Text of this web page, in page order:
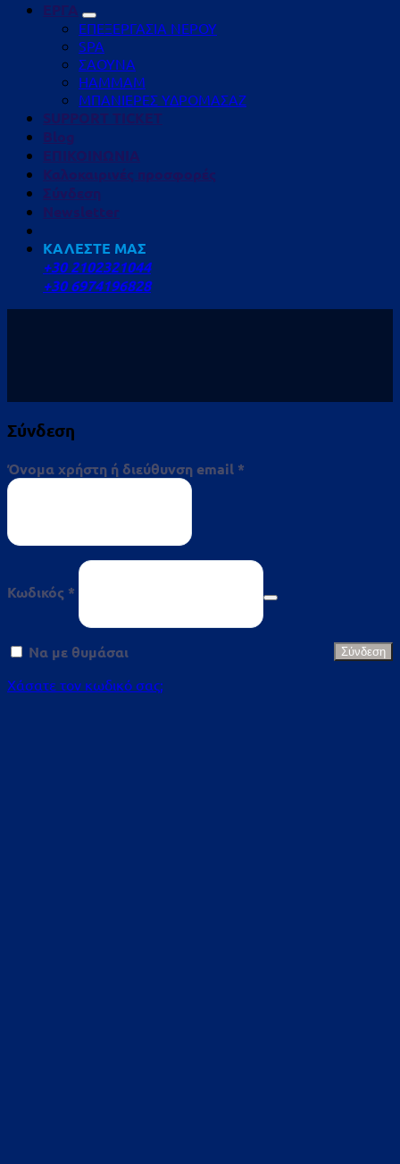
ΕΡΓΑ
ΕΠΕΞΕΡΓΑΣΙΑ ΝΕΡΟΥ
SPA
ΣΑΟΥΝΑ
HAMMAM
ΜΠΑΝΙΕΡΕΣ ΥΔΡΟΜΑΣΑΖ
SUPPORT TICKET
Blog
ΕΠΙΚΟΙΝΩΝΙΑ
Καλοκαιρινές προσφορές
Σύνδεση
Newsletter
ΚΑΛΕΣΤΕ ΜΑΣ
+30 2102321044
+30 6974196828
Σύνδεση
Όνομα χρήστη ή διεύθυνση email *
Κωδικός *
Απαιτείται
Να με θυμάσαι Σύνδεση
Χάσατε τον κωδικό σας;